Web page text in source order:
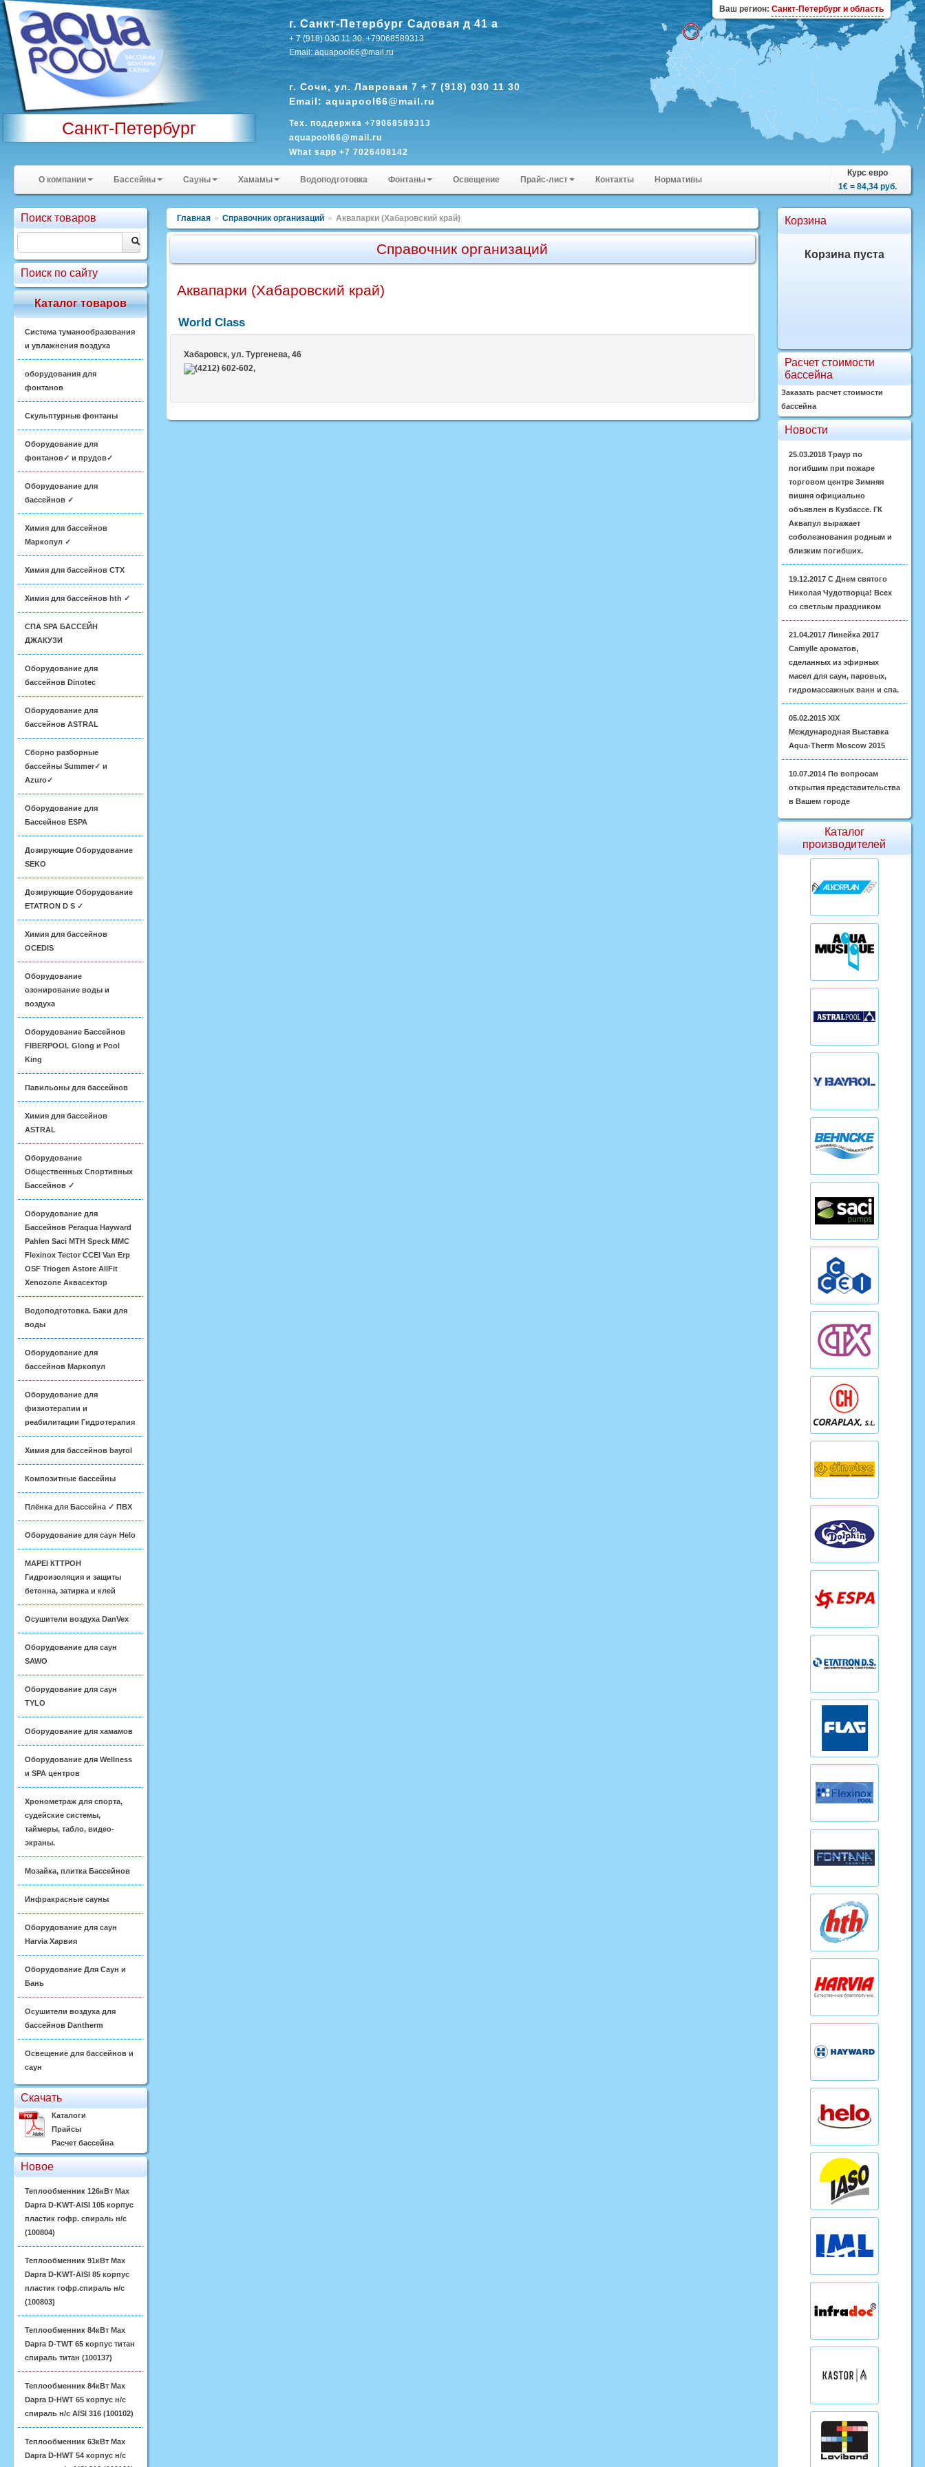
Санкт-Петербург
г. Санкт-Петербург Садовая д 41 а
+ 7 (918) 030 11 30. +79068589313
Email: aquapool66@mail.ru
г. Сочи, ул. Лавровая 7 + 7 (918) 030 11 30
Email: aquapool66@mail.ru
Тех. поддержка +79068589313
aquapool66@mail.ru
What sapp +7 7026408142
Skyap pogosyan1001
Ваш регион: Санкт-Петербург и область
О компании Бассейны Сауны Хамамы Водоподготовка Фонтаны Освещение Прайс-лист Контакты Нормативы
Курс евро
1€ = 84,34 руб.
Поиск товаров
Поиск по сайту
Каталог товаров
Система туманообразования
и увлажнения воздуха
оборудования для
фонтанов
Скульптурные фонтаны
Оборудование для
фонтанов✓ и прудов✓
Оборудование для
бассейнов ✓
Химия для бассейнов
Маркопул ✓
Химия для бассейнов CTX
Химия для бассейнов hth ✓
СПА SPA БАССЕЙН
ДЖАКУЗИ
Оборудование для
бассейнов Dinotec
Оборудование для
бассейнов ASTRAL
Сборно разборные
бассейны Summer✓ и
Azuro✓
Оборудование для
Бассейнов ESPA
Дозирующие Оборудование
SEKO
Дозирующие Оборудование
ETATRON D S ✓
Химия для бассейнов
OCEDIS
Оборудование
озонирование воды и
воздуха
Оборудование Бассейнов
FIBERPOOL Glong и Pool
King
Павильоны для бассейнов
Химия для бассейнов
ASTRAL
Оборудование
Общественных Спортивных
Бассейнов ✓
Оборудование для
Бассейнов Peraqua Hayward
Pahlen Saci MTH Speck MMC
Flexinox Tector CCEI Van Erp
OSF Triogen Astore AllFit
Xenozone Аквасектор
Водоподготовка. Баки для
воды
Оборудование для
бассейнов Маркопул
Оборудование для
физиотерапии и
реабилитации Гидротерапия
Химия для бассейнов bayrol
Композитные бассейны
Плёнка для Бассейна ✓ ПВХ
Оборудование для саун Helo
MAPEI КТТРОН
Гидроизоляция и защиты
бетонна, затирка и клей
Осушители воздуха DanVex
Оборудование для саун
SAWO
Оборудование для саун
TYLO
Оборудование для хамамов
Оборудование для Wellness
и SPA центров
Хронометраж для спорта,
судейские системы,
таймеры, табло, видео-
экраны.
Мозайка, плитка Бассейнов
Инфракрасные сауны
Оборудование для саун
Harvia Харвия
Оборудование Для Саун и
Бань
Осушители воздуха для
бассейнов Dantherm
Освещение для бассейнов и
саун
Скачать
Каталоги
Прайсы
Расчет бассейна
Новое
Теплообменник 126кВт Max
Dapra D-KWT-AISI 105 корпус
пластик гофр. спираль н/с
(100804)
Теплообменник 91кВт Max
Dapra D-KWT-AISI 85 корпус
пластик гофр.спираль н/с
(100803)
Теплообменник 84кВт Max
Dapra D-TWT 65 корпус титан
спираль титан (100137)
Теплообменник 84кВт Max
Dapra D-HWT 65 корпус н/с
спираль н/с AISI 316 (100102)
Теплообменник 63кВт Max
Dapra D-HWT 54 корпус н/с
Главная » Справочник организаций » Аквапарки (Хабаровский край)
Справочник организаций
Аквапарки (Хабаровский край)
World Class
Хабаровск, ул. Тургенева, 46
(4212) 602-602,
Корзина
Корзина пуста
Расчет стоимости
бассейна
Заказать расчет стоимости
бассейна
Новости
25.03.2018 Траур по
погибшим при пожаре
торговом центре Зимняя
вишня официально
объявлен в Кузбассе. ГК
Аквапул выражает
соболезнования родным и
близким погибших.
19.12.2017 С Днем святого
Николая Чудотворца! Всех
со светлым праздником
21.04.2017 Линейка 2017
Camylle ароматов,
сделанных из эфирных
масел для саун, паровых,
гидромассажных ванн и спа.
05.02.2015 XIX
Международная Выставка
Aqua-Therm Moscow 2015
10.07.2014 По вопросам
открытия представительства
в Вашем городе
Каталог
производителей